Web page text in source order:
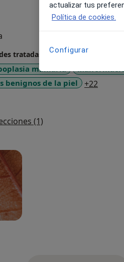
tratadas
mamaria
benignos de la piel
+22
(1)
actualizar tus
Política de cookies.
Configurar